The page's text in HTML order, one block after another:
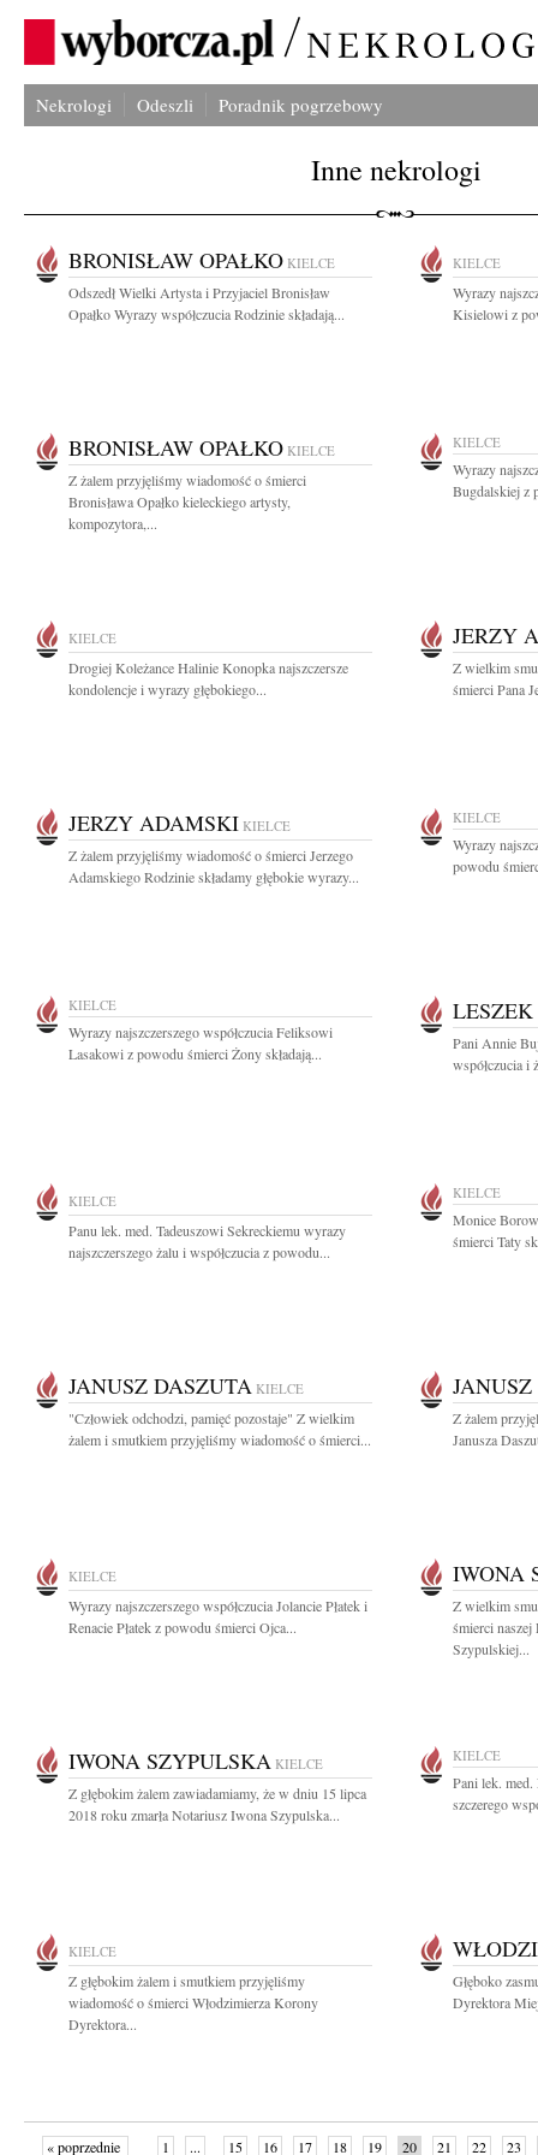
Nekrologi Odeszli Poradnik pogrzebowy
Inne nekrologi
BRONISŁAW OPAŁKO KIELCE
Odszedł Wielki Artysta i Przyjaciel Bronisław
Opałko Wyrazy współczucia Rodzinie składają...
KIELCE
Wyrazy
Kisielowi z
BRONISŁAW OPAŁKO KIELCE
Z żalem przyjęliśmy wiadomość o śmierci
Bronisława Opałko kieleckiego artysty,
kompozytora,...
KIELCE
Wyrazy
Bugdalskiej z
KIELCE
Drogiej Koleżance Halinie Konopka najszczersze
kondolencje i wyrazy głębokiego...
JERZY
Z wielkim
śmierci Pana
JERZY ADAMSKI KIELCE
Z żalem przyjęliśmy wiadomość o śmierci Jerzego
Adamskiego Rodzinie składamy głębokie wyrazy...
KIELCE
Wyrazy
powodu
KIELCE
Wyrazy najszczerszego współczucia Feliksowi
Lasakowi z powodu śmierci Żony składają...
Pani Annie
współczucia i
KIELCE
Panu lek. med. Tadeuszowi Sekreckiemu wyrazy
najszczerszego żalu i współczucia z powodu...
KIELCE
Monice
śmierci Taty
JANUSZ DASZUTA KIELCE
"Człowiek odchodzi, pamięć pozostaje" Z wielkim
żalem i smutkiem przyjęliśmy wiadomość o śmierci...
Z żalem
Janusza
KIELCE
Wyrazy najszczerszego współczucia Jolancie Płatek i
Renacie Płatek z powodu śmierci Ojca...
IWONA
Z wielkim
śmierci
Szypulskiej...
IWONA SZYPULSKA KIELCE
Z głębokim żalem zawiadamiamy, że w dniu 15 lipca
2018 roku zmarła Notariusz Iwona Szypulska...
KIELCE
Pani lek.
szczerego
KIELCE
Z głębokim żalem i smutkiem przyjęliśmy
wiadomość o śmierci Włodzimierza Korony
Dyrektora...
Głęboko
Dyrektora
« poprzednie 1 ... 15 16 17 18 19 20 21 22 23